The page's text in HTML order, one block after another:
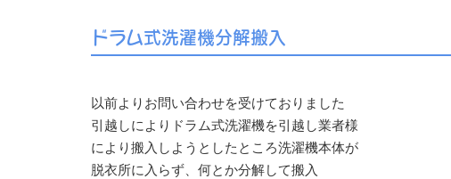
ドラム式洗濯機分解搬入
以前よりお問い合わせを受けておりました
引越しによりドラム式洗濯機を引越し業者様
により搬入しようとしたところ洗濯機本体が
脱衣所に入らず、何とか分解して搬入